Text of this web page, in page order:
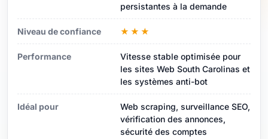
persistantes à la demande
Niveau de confiance ★★★
Performance
Vitesse stable optimisée pour
les sites Web South Carolinas et
les systèmes anti-bot
Idéal pour
Web scraping, surveillance SEO,
vérification des annonces,
sécurité des comptes